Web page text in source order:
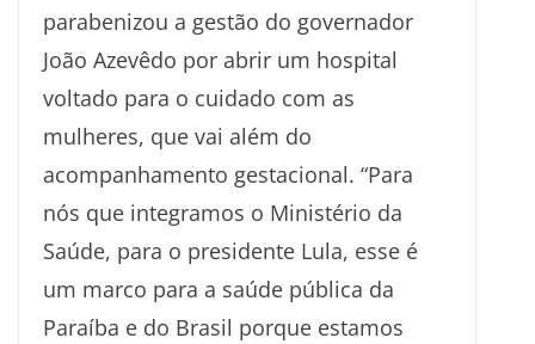
parabenizou a gestão do governador
João Azevêdo por abrir um hospital
voltado para o cuidado com as
mulheres, que vai além do
acompanhamento gestacional. “Para
nós que integramos o Ministério da
Saúde, para o presidente Lula, esse é
um marco para a saúde pública da
Paraíba e do Brasil porque estamos